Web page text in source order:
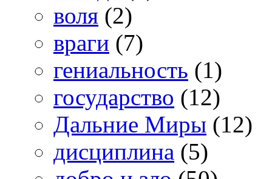
воля (2)
враги (7)
гениальность (1)
государство (12)
Дальние Миры (12)
дисциплина (5)